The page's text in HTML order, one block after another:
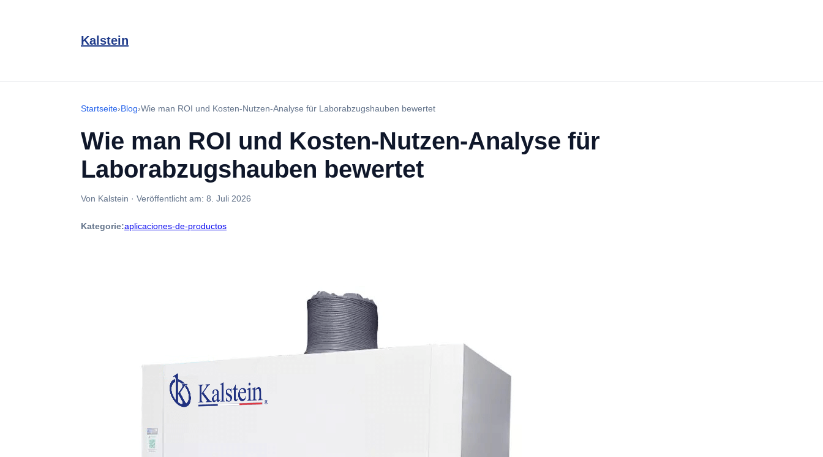
Kalstein
Startseite›Blog›Wie man ROI und Kosten-Nutzen-Analyse für Laborabzugshauben bewertet
Wie man ROI und Kosten-Nutzen-Analyse für
Laborabzugshauben bewertet
Von Kalstein · Veröffentlicht am: 8. Juli 2026
Kategorie:aplicaciones-de-productos